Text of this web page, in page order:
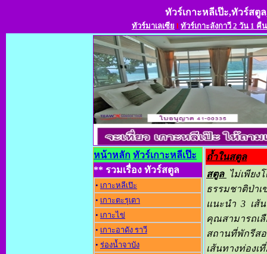
ทัวร์เกาะหลีเป๊ะ,ทัวร์สตู
ทัวร์มาเลเซีย l ทัวร์เกาะลังกาวี 2 วัน 1 คืน
หน้าหลัก ทัวร์เกาะหลีเป๊ะ
** รวมเรื่อง ทัวร์สตูล
• เกาะหลีเป๊ะ
• เกาะตะรุเตา
• เกาะไข่
• เกาะอาดัง ราว
• ร่องน้ำจาบัง
ถ้ำในสตูล
สตูล ไม่เพียง
ธรรมชาติป่าเ
แนะนำ 3 เส้
คุณสามารถเ
สถานที่พักรีส
เส้นทางท่องเ